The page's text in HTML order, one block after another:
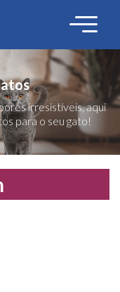
irresistíveis, aqui
para o seu gato!